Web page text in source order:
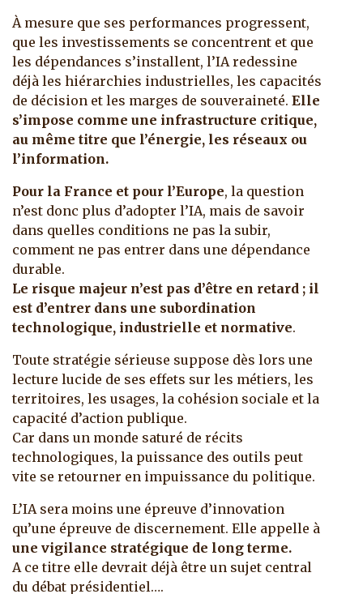
À mesure que ses performances progressent,
que les investissements se concentrent et que
les dépendances s’installent, l’IA redessine
déjà les hiérarchies industrielles, les capacités
de décision et les marges de souveraineté. Elle
s’impose comme une infrastructure critique,
au même titre que l’énergie, les réseaux ou
l’information.
Pour la France et pour l’Europe, la question
n’est donc plus d’adopter l’IA, mais de savoir
dans quelles conditions ne pas la subir,
comment ne pas entrer dans une dépendance
durable.
Le risque majeur n’est pas d’être en retard ; il
est d’entrer dans une subordination
technologique, industrielle et normative.
Toute stratégie sérieuse suppose dès lors une
lecture lucide de ses effets sur les métiers, les
territoires, les usages, la cohésion sociale et la
capacité d’action publique.
Car dans un monde saturé de récits
technologiques, la puissance des outils peut
vite se retourner en impuissance du politique.
L’IA sera moins une épreuve d’innovation
qu’une épreuve de discernement. Elle appelle à
une vigilance stratégique de long terme.
A ce titre elle devrait déjà être un sujet central
du débat présidentiel….